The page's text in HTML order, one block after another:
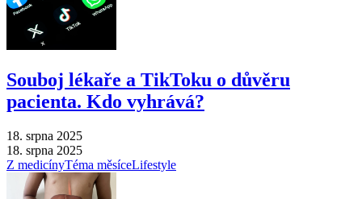
Souboj lékaře a TikToku o důvěru
pacienta. Kdo vyhrává?
18. srpna 2025
18. srpna 2025
Z medicínyTéma měsíceLifestyle